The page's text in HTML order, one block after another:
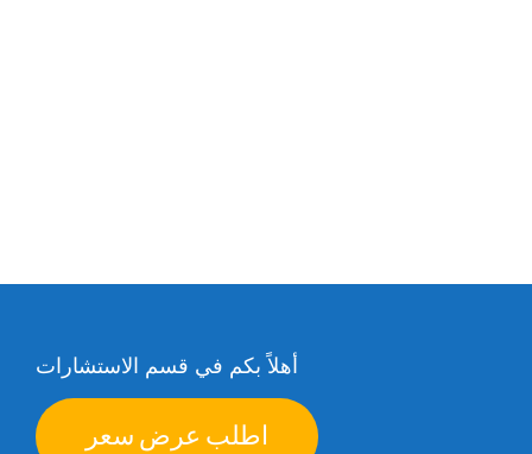
أهلاً بكم في قسم الاستشارات
اطلب عرض سعر